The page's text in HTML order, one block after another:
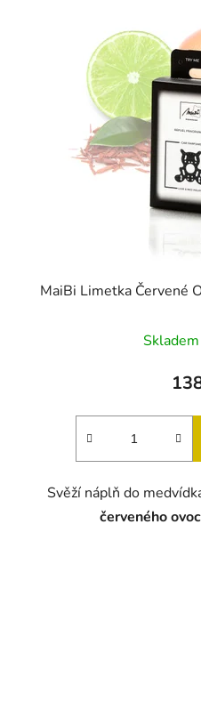
MaiBi Limetka Červené
Skladem
Svěží náplň do
červeného